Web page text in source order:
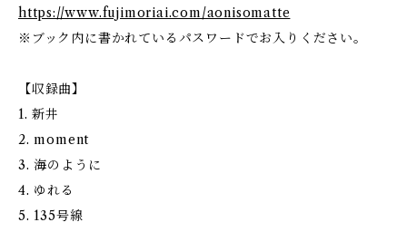
https://www.fujimoriai.com/aonisomatte
※ブック内に書かれているパスワードでお入りください。
【収録曲】
1. 新井
2. moment
3. 海のように
4. ゆれる
5. 135号線